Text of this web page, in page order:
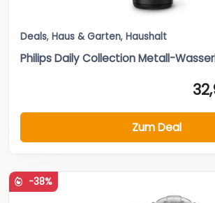
Deals, Haus & Garten, Haushalt
Philips Daily Collection Metall-
Zum Deal
-38%